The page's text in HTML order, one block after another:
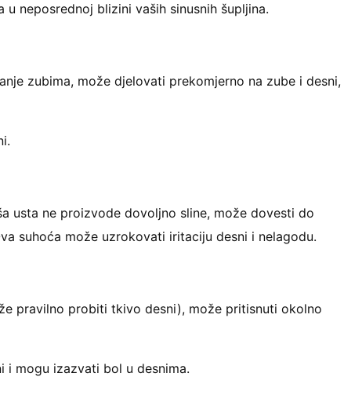
neposrednoj blizini vaših sinusnih šupljina.
zubima, može djelovati prekomjerno na zube i desni,
usta ne proizvode dovoljno sline, može dovesti do
suhoća može uzrokovati iritaciju desni i nelagodu.
pravilno probiti tkivo desni), može pritisnuti okolno
i mogu izazvati bol u desnima.